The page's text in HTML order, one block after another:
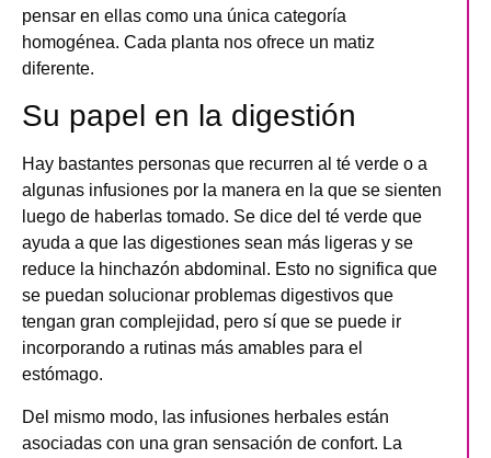
pensar en ellas como una única categoría
homogénea. Cada planta nos ofrece un matiz
diferente.
Su papel en la digestión
Hay bastantes personas que recurren al té verde o a
algunas infusiones por la manera en la que se sienten
luego de haberlas tomado. Se dice del té verde que
ayuda a que las digestiones sean más ligeras y se
reduce la hinchazón abdominal . Esto no significa que
se puedan solucionar problemas digestivos que
tengan gran complejidad, pero sí que se puede ir
incorporando a rutinas más amables para el
estómago.
Del mismo modo, las infusiones herbales están
asociadas con una gran sensación de confort. La